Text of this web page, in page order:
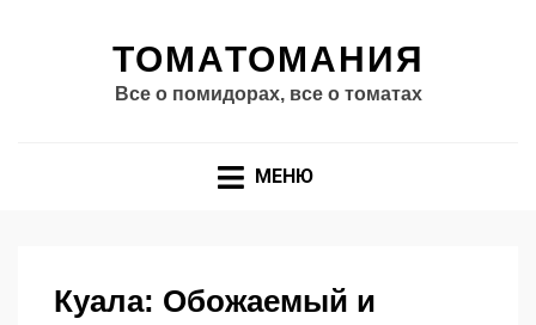
ТОМАТОМАНИЯ
Все о помидорах, все о томатах
МЕНЮ
Куала: Обожаемый и